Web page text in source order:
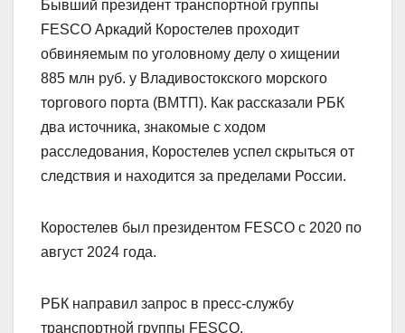
Бывший президент транспортной группы
FESCO Аркадий Коростелев проходит
обвиняемым по уголовному делу о хищении
885 млн руб. у Владивостокского морского
торгового порта (ВМТП). Как рассказали РБК
два источника, знакомые с ходом
расследования, Коростелев успел скрыться от
следствия и находится за пределами России.
Коростелев был президентом FESCO с 2020 по
август 2024 года.
РБК направил запрос в пресс-службу
транспортной группы FESCO.